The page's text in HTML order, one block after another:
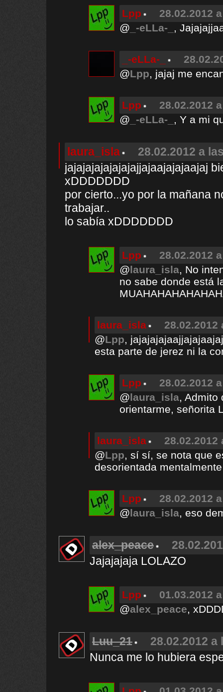
Lpp
28.02.2012
@ _-eLLa-_ ,
_-eLLa-_
@Lpp, jajaj me
Lpp
28.02.2012
@ _-eLLa-_ , Y a mi
laura_isla
28.02.2012 a
jajajajajajajajajjajaajajajaajaj
xDDDDDDD
por cierto...yo por la mañana
trabajar..
lo sabía xDDDDDDD
Lpp
28.02.2012
@laura_isla, No
no sabe donde está
laura_isla
28.02.2012
@Lpp,
esta parte de jerez ni la
Lpp
28.02.2012
@laura_isla, Admito
orientarme, señorita
laura_isla
28.02.2012
@Lpp, sí sí, se nota que
desorientada
Lpp
28.02.2012
@laura_isla, eso
alex_peace
Jajajajaja LOLAZO
Lpp
01.03.2012
@alex_peace,
Luu_21
28.02.2012 a
Nunca me lo hubiera